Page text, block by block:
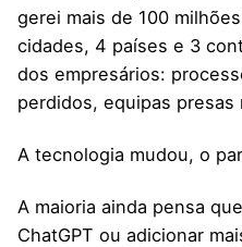
gerei mais de 100
cidades, 4 países e 3
dos empresários:
perdidos, equipas presas
A tecnologia mudou, o
A maioria ainda pensa
ChatGPT ou adicionar